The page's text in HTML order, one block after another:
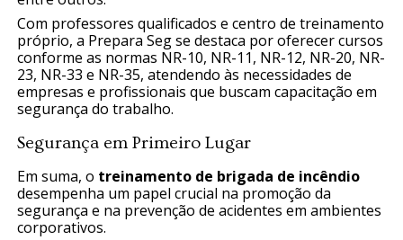
Com professores qualificados e centro de treinamento
próprio, a Prepara Seg se destaca por oferecer cursos
conforme as normas NR-10, NR-11, NR-12, NR-20, NR-
23, NR-33 e NR-35, atendendo às necessidades de
empresas e profissionais que buscam capacitação em
segurança do trabalho.
Segurança em Primeiro Lugar
Em suma, o treinamento de brigada de incêndio
desempenha um papel crucial na promoção da
segurança e na prevenção de acidentes em ambientes
corporativos.